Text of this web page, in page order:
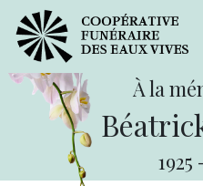
À la
1925